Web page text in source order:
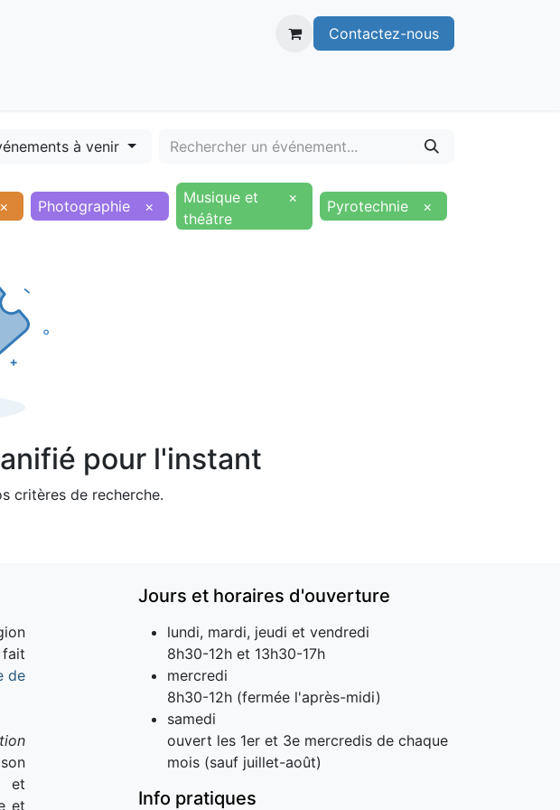
Contactez-nous
à venir
× Photographie ×
Musique et
théâtre
× Pyrotechnie ×
pour l'instant
critères de recherche.
de
et
et
Jours et horaires d'ouverture
lundi, mardi, jeudi et vendredi
8h30-12h et 13h30-17h
mercredi
8h30-12h (fermée l'après-midi)
samedi
ouvert les 1er et 3e mercredis de chaque
mois (sauf juillet-août)
Info pratiques